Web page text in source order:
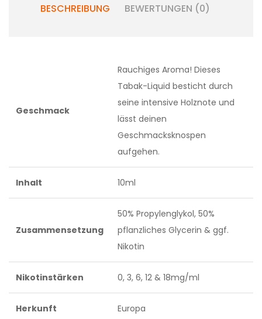
BESCHREIBUNG BEWERTUNGEN (0)
Geschmack
Rauchiges Aroma! Dieses
Tabak-Liquid besticht durch
seine intensive Holznote und
lässt deinen
Geschmacksknospen
aufgehen.
Inhalt 10ml
Zusammensetzung
50% Propylenglykol, 50%
pflanzliches Glycerin & ggf.
Nikotin
Nikotinstärken 0, 3, 6, 12 & 18mg/ml
Herkunft Europa